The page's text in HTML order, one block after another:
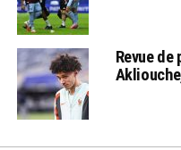
Revue de